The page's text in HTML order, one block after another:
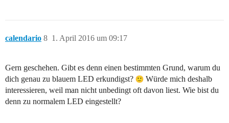
calendario 1. April 2016 um 09:17
8
Gern geschehen. Gibt es denn einen bestimmten Grund, warum du
dich genau zu blauem LED erkundigst?
Würde mich deshalb
interessieren, weil man nicht unbedingt oft davon liest. Wie bist du
denn zu normalem LED eingestellt?